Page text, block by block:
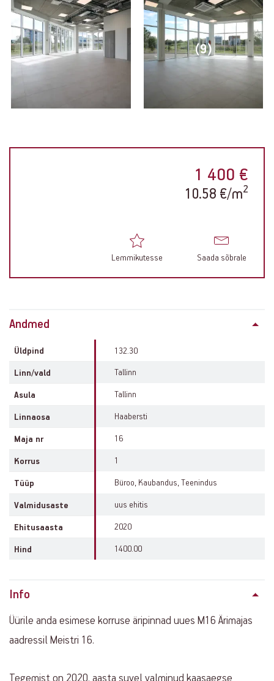
(9)
1 400 €
10.58 €/m2
Lemmikutesse Saada sõbrale
Property
Andmed
Üldpind 132.30
Linn/vald Tallinn
Asula Tallinn
Linnaosa Haabersti
Maja nr 16
Korrus 1
Tüüp Büroo, Kaubandus, Teenindus
Valmidusaste uus ehitis
Ehitusaasta 2020
Hind 1400.00
Info
Üürile anda esimese korruse äripinnad uues M16 Ärimajas
aadressil Meistri 16.
Tegemist on 2020. aasta suvel valminud kaasaegse